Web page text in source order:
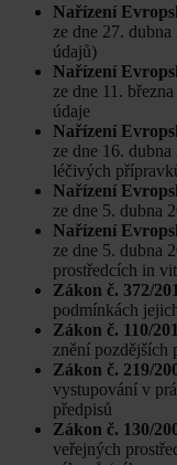
Nařízení
ze dne 27.
údajů)
Nařízení
ze dne 11.
údaje
Nařízení
ze dne 16.
léčivých
Nařízení
ze dne 5. dubna
Nařízení
ze dne 5. dubna
prostředcích in
Zákon č. 372/
podmínkách
Zákon č. 110/
znění pozdějších
Zákon č. 219/
vystupování v
předpisů
Zákon č. 130/
veřejných